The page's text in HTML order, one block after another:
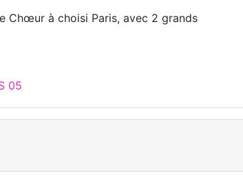
Chœur à choisi Paris, avec 2 grands
05